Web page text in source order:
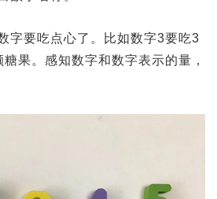
字要吃点心了。比如数字3要吃3
果。感知数字和数字表示的量，